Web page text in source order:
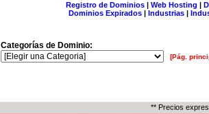
Registro de Dominios| Web Hosting |
Dominios Expirados | Industrias |
Categorías de Dominio:
[Pág.
** Precios